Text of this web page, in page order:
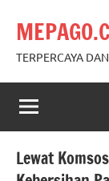
content
TERPERCAYA
Lewat